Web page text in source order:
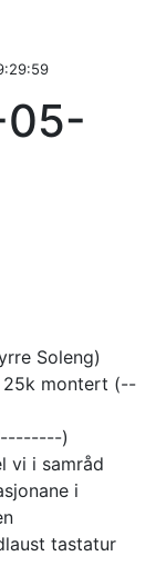
05-
Soleng)
25k montert (--
)
vi i samråd
i
tastatur